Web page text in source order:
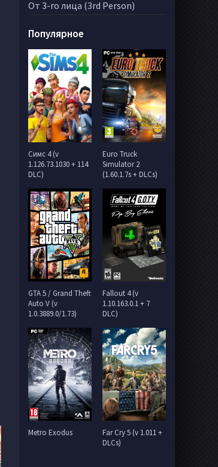
От 3-го лица (3rd Person)
Популярное
Симс 4 (v
1.126.73.1030 + 114
DLC)
Euro Truck
Simulator 2
(1.60.1.7s + DLCs)
GTA 5 / Grand Theft
Auto V (v
1.0.3889.0/1.73)
Fallout 4 (v
1.10.163.0.1 + 7
DLC)
Metro Exodus
Far Cry 5 (v 1.011 +
DLCs)